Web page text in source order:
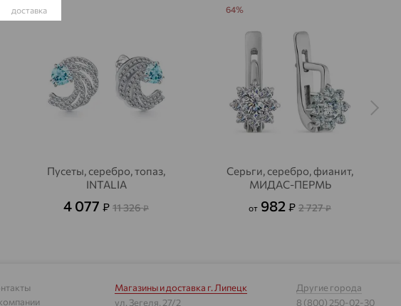
Пусеты, серебро, топаз,
INTALIA
4 077 ₽ 11 326₽
64%
Серьги, серебро, фианит,
МИДАС-ПЕРМЬ
от 982 ₽ 2 727₽
64%
Магазины и доставка г. Липецк
ул. Зегеля, 27/2
Другие города
8 (800) 250-02-30
доставка